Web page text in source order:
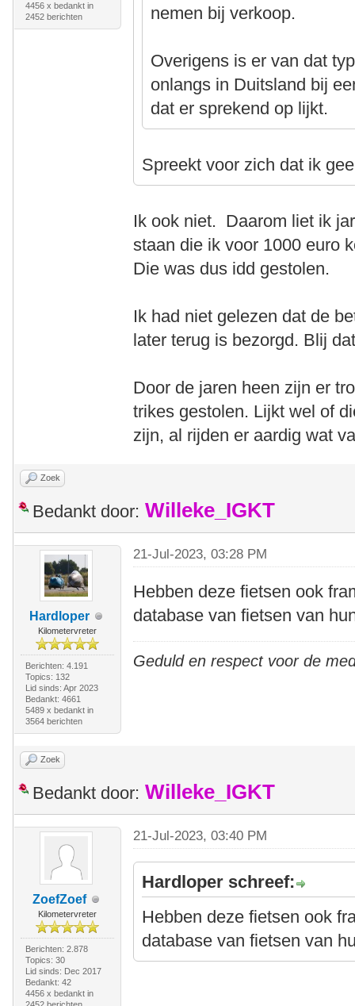
4456 x bedankt in
2452 berichten
nemen bij verkoop.
Overigens is er van dat
onlangs in Duitsland bij
dat er sprekend op lijkt.
Spreekt voor zich dat ik
Ik ook niet. Daarom liet ik
staan die ik voor 1000 euro
Die was dus idd gestolen.
Ik had niet gelezen dat de
later terug is bezorgd. Blij
Door de jaren heen zijn er
trikes gestolen. Lijkt wel of
zijn, al rijden er aardig wat
Zoek
Bedankt door: Willeke_IGKT
Hardloper
Kilometervreter
Berichten: 4.191
Topics: 132
Lid sinds: Apr 2023
Bedankt: 4661
5489 x bedankt in
3564 berichten
21-Jul-2023, 03:28 PM
Hebben deze fietsen ook
database van fietsen van
Geduld en respect voor de
Zoek
Bedankt door: Willeke_IGKT
ZoefZoef
Kilometervreter
Berichten: 2.878
Topics: 30
Lid sinds: Dec 2017
Bedankt: 42
4456 x bedankt in
21-Jul-2023, 03:40 PM
Hardloper schreef:
Hebben deze fietsen ook
database van fietsen van